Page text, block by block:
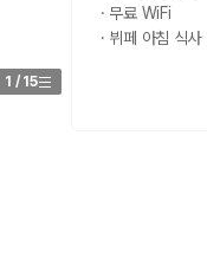
1 /15
· 무료 WiFi
· 뷔페 아침 식사